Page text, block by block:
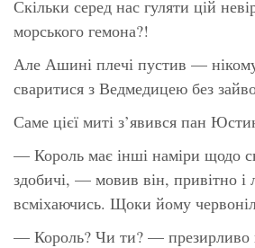
Скільки серед нас гуляти цій
морського гемона?!
Але Ашині плечі пустив —
сваритися з Ведмедицею без
Саме цієї миті з’явився пан
— Король має інші наміри щодо
здобичі, — мовив він, привітно і
всміхаючись. Щоки йому
— Король? Чи ти? —